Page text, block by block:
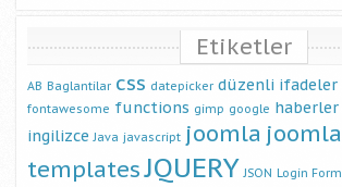
Etiketler
AB Baglantilar css datepicker düzenli ifadeler
fontawesome functions gimp google haberler
ingilizce Java javascript joomla joomla
templatesJQUERY JSON Login Form